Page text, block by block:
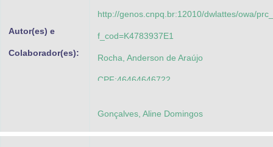
Autor(es) e
Colaborador(es):
http://genos.cnpq.br:12010/dwlattes/owa/
f_cod=K4783937E1
Rocha, Anderson de Araújo
CPF:46464646722
Gonçalves, Aline Domingos